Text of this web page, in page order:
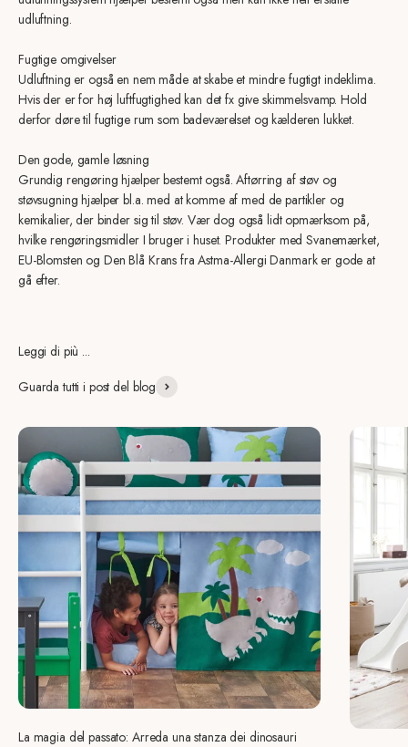
udluftning.
Fugtige omgivelser
Udluftning er også en nem måde at skabe et mindre fugtigt indeklima.
Hvis der er for høj luftfugtighed kan det fx give skimmelsvamp. Hold
derfor døre til fugtige rum som badeværelset og kælderen lukket.
Den gode, gamle løsning
Grundig rengøring hjælper bestemt også. Aftørring af støv og
støvsugning hjælper bl.a. med at komme af med de partikler og
kemikalier, der binder sig til støv. Vær dog også lidt opmærksom på,
hvilke rengøringsmidler I bruger i huset. Produkter med Svanemærket,
EU-Blomsten og Den Blå Krans fra Astma-Allergi Danmark er gode at
gå efter.
Leggi di più ...
Guarda tutti i post del blog
La magia del passato: Arreda una stanza dei dinosauri